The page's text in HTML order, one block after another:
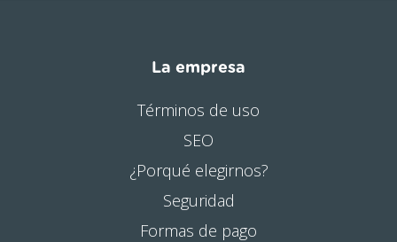
La empresa
Términos de uso
SEO
¿Porqué elegirnos?
Seguridad
Formas de pago